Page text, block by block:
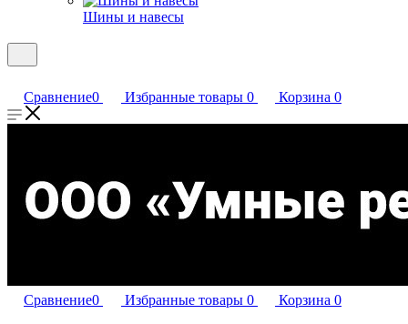
Шины и навесы
Сравнение0 Избранные товары 0 Корзина 0
Сравнение0 Избранные товары 0 Корзина 0